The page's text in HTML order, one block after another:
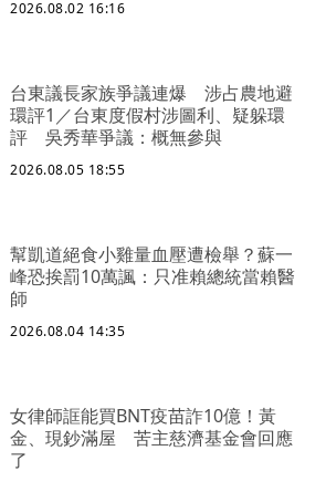
2026.08.02 16:16
台東議長家族爭議連爆 涉占農地避
環評1／台東度假村涉圖利、疑躲環
評 吳秀華爭議：概無參與
2026.08.05 18:55
幫凱道絕食小雞量血壓遭檢舉？蘇一
峰恐挨罰10萬諷：只准賴總統當賴醫
師
2026.08.04 14:35
女律師誆能買BNT疫苗詐10億！黃
金、現鈔滿屋 苦主慈濟基金會回應
了